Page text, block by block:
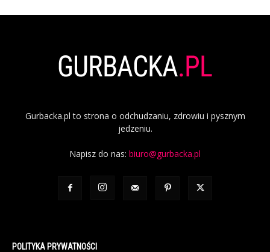
Gurbacka.pl to strona o odchudzaniu, zdrowiu i pysznym
jedzeniu.
Napisz do nas: biuro@gurbacka.pl
POLITYKA PRYWATNOŚCI